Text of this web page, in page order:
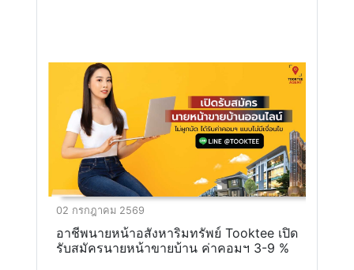
02 กรกฎาคม 2569
อาชีพนายหน้าอสังหาริมทรัพย์ Tooktee เปิด
รับสมัครนายหน้าขายบ้าน ค่าคอมฯ 3-9 %